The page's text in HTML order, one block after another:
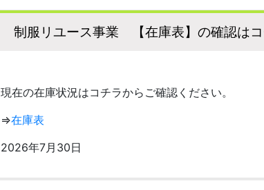
制服リユース事業 【在庫表】の確認はコ
現在の在庫状況はコチラからご確認ください。
⇒在庫表
2026年7月30日